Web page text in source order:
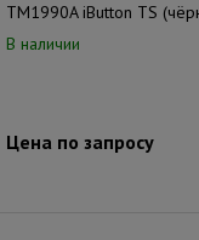
TM1990A iButton TS
В наличии
Цена по запросу